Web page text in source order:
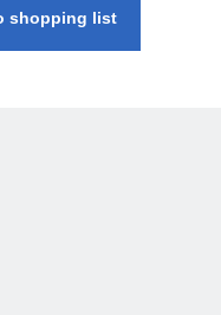
shopping list